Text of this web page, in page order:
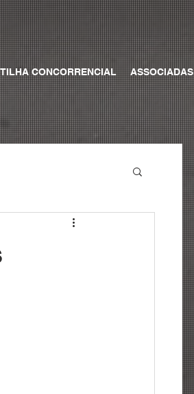
CONCORRENCIAL ASSOCIADAS